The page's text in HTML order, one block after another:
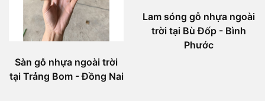
Sàn gỗ nhựa ngoài trời
tại Trảng Bom - Đồng Nai
Lam sóng gỗ nhựa ngoài
trời tại Bù Đốp - Bình
Phước